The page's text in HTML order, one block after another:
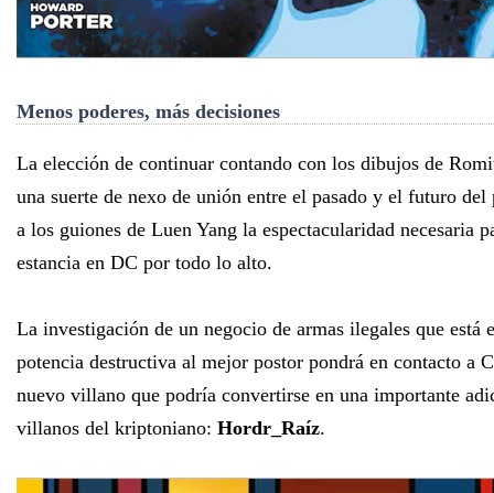
Menos poderes, más decisiones
La elección de continuar contando con los dibujos de
una suerte de nexo de unión entre el pasado y el futuro
a los guiones de Luen Yang la espectacularidad necesaria
estancia en DC por todo lo alto.
La investigación de un negocio de armas ilegales que está
potencia destructiva al mejor postor pondrá en contacto a
nuevo villano que podría convertirse en una importante
villanos del kriptoniano: Hordr_Raíz.